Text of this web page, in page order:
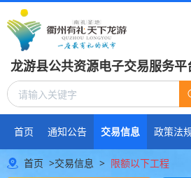
龙游县公共资源电子交易服务平
首页 通知公告 交易信息 政策法
首页 >交易信息 > 限额以下工程